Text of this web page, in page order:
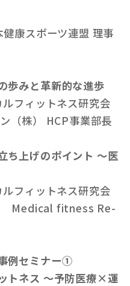
康スポーツ連盟 理事
歩みと革新的な進歩
フィットネス研究会
（株） HCP事業部長
ち上げのポイント ～医
フィットネス研究会
Medical fitness Re-
例セミナー①
トネス 〜予防医療×運